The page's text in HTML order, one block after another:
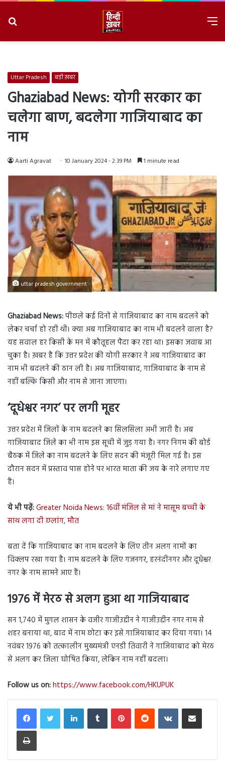
Uttar Pradesh बड़ी ख़बर
Ghaziabad News: योगी सरकार का
चलेगा बाण, बदलेगा गाजियाबाद का
नाम
Aarti Agravat 10 January 2024 - 2:39 PM 1 minute read
uttar pradesh government
Ghaziabad News:पीछले कई दिनों से गाजियाबाद का नाम बदलने को
लेकर चर्चा हो रही थी। क्या अब गाजियाबाद का नाम भी बदलने वाला है?
यह सवाल हर किसी के मन में कौतूहल पैदा कर रहा था। इसका जवाब आ
चुका है। ख़बर है कि उत्तर प्रदेश की योगी सरकार ने अब गाजियाबाद का
नाम भी बदलने की ठान ली है। अब गाजियाबाद, गाजियाबाद के नाम से
नहीं बल्कि किसी और नाम से जाना जाएगा।
‘दूधेश्वर नगर’ पर लगी मूहर
उत्तर प्रदेश में जिलों के नाम बदलने का सिलसिला अभी जारी है। अब
गाजियाबाद जिले का भी नाम इस सूची में जुड़ गया है। नगर निगम की बोर्ड
बैठक में जिले का नाम बदलने के लिए सदन की मंजूरी मिल गई है। इस
दौरान सदन में प्रस्ताव पास होने पर भारत माता की जय के नारे लगाए गए
हैं।
ये भी पढ़ें:Greater Noida News: 16वीं मंजिल से मां ने मासूम बच्ची के
साथ लगा दी छलांग, मौत
बता दें कि गाजियाबाद का नाम बदलने के लिए तीन अलग नामों का
विक्लप रखा गया है। नाम बदलने के लिए गजनगर, हरनंदीनगर और दूधेश्वर
नगर के नाम सामने आए हैं।
1976 में मेरठ से अलग हुआ था गाजियाबाद
सन 1,740 में मुगल शासन के वजीर गाजीउद्दीन ने गाजीउद्दीन नगर नाम से
शहर बनाया था, बाद में नाम छोटा कर इसे गाजियाबाद कर दिया गया। 14
नवंबर 1976 को तत्कालीन मुख्यमंत्री एनडी तिवारी ने गाजियाबाद को मेरठ
से अलग कर जिला घोषित किया, लेकिन नाम नहीं बदला।
Follow us on:https://www.facebook.com/HKUPUK
LinkedInTumblr PinterestReddit VKontakteShare via Email
Print